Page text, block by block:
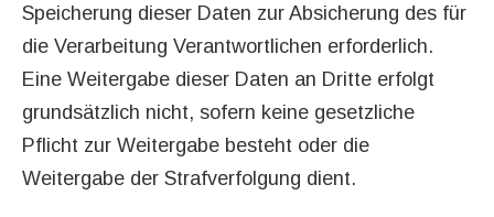
Speicherung dieser Daten zur Absicherung des für
die Verarbeitung Verantwortlichen erforderlich.
Eine Weitergabe dieser Daten an Dritte erfolgt
grundsätzlich nicht, sofern keine gesetzliche
Pflicht zur Weitergabe besteht oder die
Weitergabe der Strafverfolgung dient.